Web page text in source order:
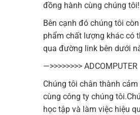
đồng hành cùng chúng tôi!
Bên cạnh đó chúng tôi
phẩm chất lượng khác có
qua đường link bên dưới
—>>>>>>>> ADCOMPUTER
Chúng tôi chân thành
cùng công ty chúng
học tập và làm việc hiệu